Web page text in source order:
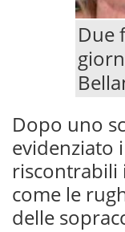
Due
Dopo uno
evidenziato
riscontrabili
come le
delle